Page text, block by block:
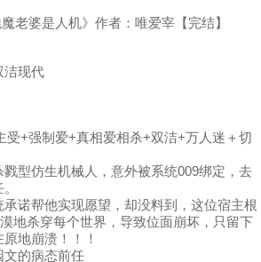
老婆是人机》作者：唯爱宰【完结】
洁现代
+强制爱+真相爱相杀+双洁+万人迷＋切
仿生机械人，意外被系统009绑定，去
帮他实现愿望，却没料到，这位宿主根
地杀穿每个世界，导致位面崩坏，只留下
地崩溃！！！
的病态前任